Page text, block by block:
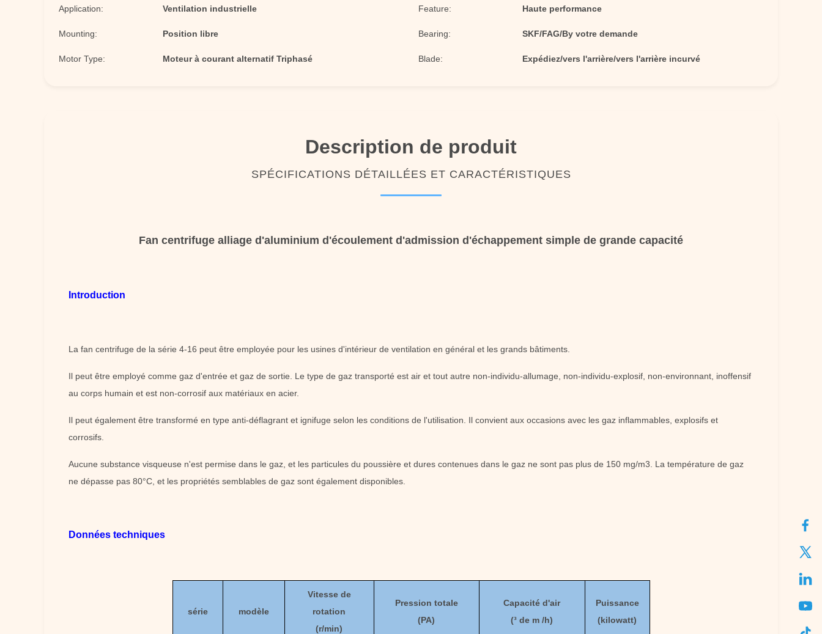
Application: Ventilation industrielle Feature: Haute performance
Mounting: Position libre Bearing: SKF/FAG/By votre demande
Motor Type: Moteur à courant alternatif Triphasé Blade: Expédiez/vers l'arrière/vers l'arrière incurvé
Description de produit
SPÉCIFICATIONS DÉTAILLÉES ET CARACTÉRISTIQUES
Fan centrifuge alliage d'aluminium d'écoulement d'admission d'échappement simple de grande capacité
Introduction
La fan centrifuge de la série 4-16 peut être employée pour les usines d'intérieur de ventilation en général et les grands bâtiments.
Il peut être employé comme gaz d'entrée et gaz de sortie. Le type de gaz transporté est air et tout autre non-individu-allumage, non-individu-explosif, non-environnant, inoffensif
au corps humain et est non-corrosif aux matériaux en acier.
Il peut également être transformé en type anti-déflagrant et ignifuge selon les conditions de l'utilisation. Il convient aux occasions avec les gaz inflammables, explosifs et
corrosifs.
Aucune substance visqueuse n'est permise dans le gaz, et les particules du poussière et dures contenues dans le gaz ne sont pas plus de 150 mg/m3. La température de gaz
ne dépasse pas 80°C, et les propriétés semblables de gaz sont également disponibles.
Données techniques
série modèle
Vitesse de
rotation
(r/min)
Pression totale
(PA)
Capacité d'air
(³ de m /h)
Puissance
(kilowatt)